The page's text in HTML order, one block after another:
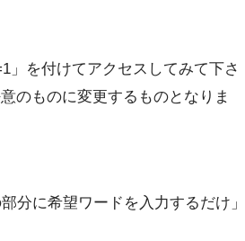
」を付けてアクセスしてみて下さ
のものに変更するものとなりま
分に希望ワードを入力するだけ」